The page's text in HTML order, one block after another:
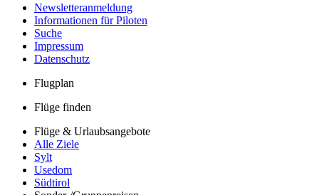
Newsletteranmeldung
Informationen für Piloten
Suche
Impressum
Datenschutz
Flugplan
Flüge finden
Flüge & Urlaubsangebote
Alle Ziele
Sylt
Usedom
Südtirol